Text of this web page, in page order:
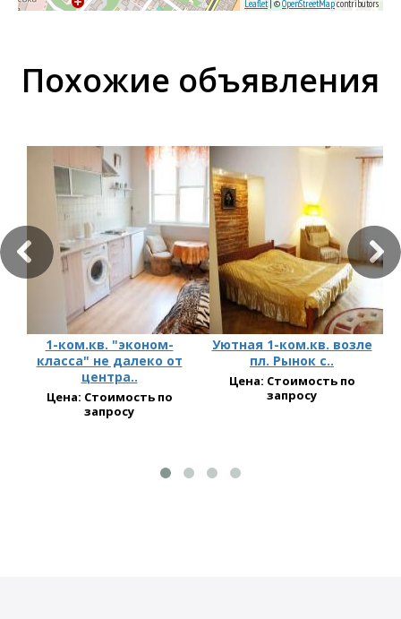
Leaflet| ©OpenStreetMapcontributors
Похожие объявления
1-ком.кв. "эконом-
класса" не далеко от
центра..
Цена: Стоимость по
запросу
Уютная 1-ком.кв. возле
пл. Рынок с..
Цена: Стоимость по
запросу